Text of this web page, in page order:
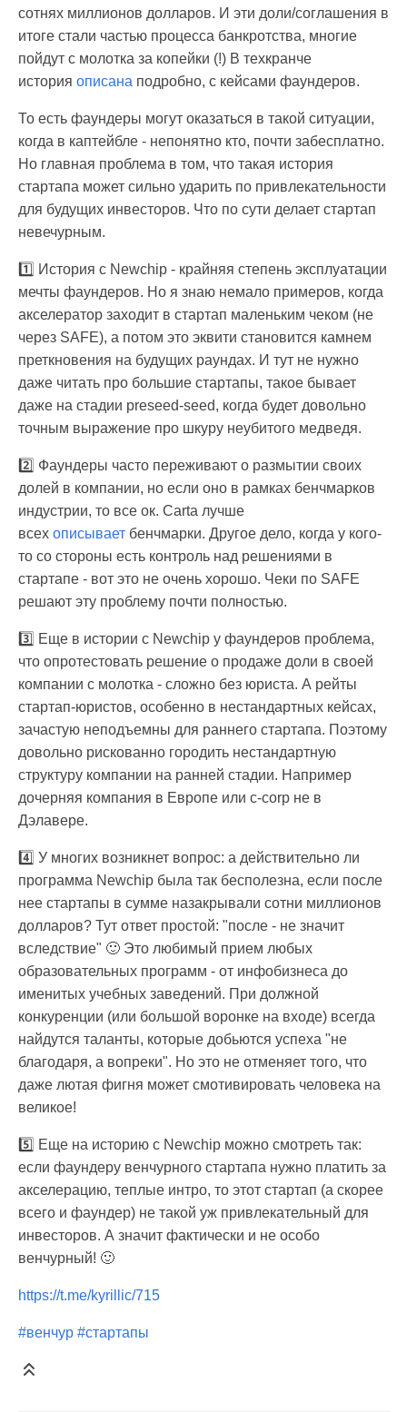
сотнях миллионов долларов. И эти доли/соглашения в
итоге стали частью процесса банкротства, многие
пойдут с молотка за копейки (!) В техкранче
история описана подробно, с кейсами фаундеров.
То есть фаундеры могут оказаться в такой ситуации,
когда в каптейбле - непонятно кто, почти забесплатно.
Но главная проблема в том, что такая история
стартапа может сильно ударить по привлекательности
для будущих инвесторов. Что по сути делает стартап
невечурным.
1️⃣ История с Newchip - крайняя степень эксплуатации
мечты фаундеров. Но я знаю немало примеров, когда
акселератор заходит в стартап маленьким чеком (не
через SAFE), а потом это эквити становится камнем
преткновения на будущих раундах. И тут не нужно
даже читать про большие стартапы, такое бывает
даже на стадии preseed-seed, когда будет довольно
точным выражение про шкуру неубитого медведя.
2️⃣ Фаундеры часто переживают о размытии своих
долей в компании, но если оно в рамках бенчмарков
индустрии, то все ок. Carta лучше
всех описывает бенчмарки. Другое дело, когда у кого-
то со стороны есть контроль над решениями в
стартапе - вот это не очень хорошо. Чеки по SAFE
решают эту проблему почти полностью.
3️⃣ Еще в истории с Newchip у фаундеров проблема,
что опротестовать решение о продаже доли в своей
компании с молотка - сложно без юриста. А рейты
стартап-юристов, особенно в нестандартных кейсах,
зачастую неподъемны для раннего стартапа. Поэтому
довольно рискованно городить нестандартную
структуру компании на ранней стадии. Например
дочерняя компания в Европе или c-corp не в
Дэлавере.
4️⃣ У многих возникнет вопрос: а действительно ли
программа Newchip была так бесполезна, если после
нее стартапы в сумме назакрывали сотни миллионов
долларов? Тут ответ простой: "после - не значит
вследствие" 🙂 Это любимый прием любых
образовательных программ - от инфобизнеса до
именитых учебных заведений. При должной
конкуренции (или большой воронке на входе) всегда
найдутся таланты, которые добьются успеха "не
благодаря, а вопреки". Но это не отменяет того, что
даже лютая фигня может смотивировать человека на
великое!
5️⃣ Еще на историю с Newchip можно смотреть так:
если фаундеру венчурного стартапа нужно платить за
акселерацию, теплые интро, то этот стартап (а скорее
всего и фаундер) не такой уж привлекательный для
инвесторов. А значит фактически и не особо
венчурный! 🙂
https://t.me/kyrillic/715
#венчур #стартапы